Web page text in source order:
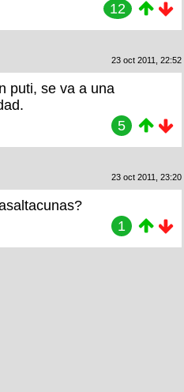
12
23 oct 2011, 22:52
puti, se va a una
5
23 oct 2011, 23:20
1